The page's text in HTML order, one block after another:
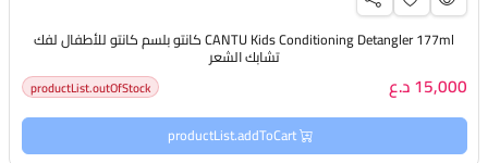
CANTU Kids Conditioning Detangler 177ml كانتو بلسم كانتو للأطفال لفك
تشابك الشعر
15,000 د.ع productList.outOfStock
productList.addToCart